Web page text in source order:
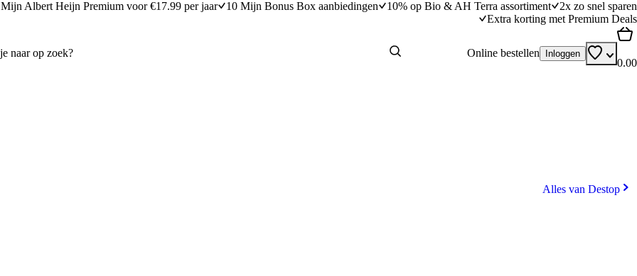
Mijn Albert Heijn Premium voor €17.99 per jaar 10 Mijn Bonus Box aanbiedingen 10% op Bio & AH Terra assortiment
2x zo snel sparen
Extra korting met Premium Deals
Online bestellen Inloggen
0.00
Alles van Destop